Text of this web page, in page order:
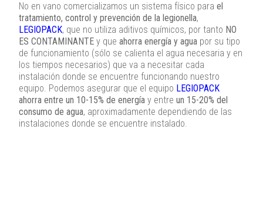
No en vano comercializamos un sistema físico para el
tratamiento, control y prevención de la legionella,
LEGIOPACK, que no utiliza aditivos químicos, por tanto NO
ES CONTAMINANTE y que ahorra energía y agua por su tipo
de funcionamiento (sólo se calienta el agua necesaria y en
los tiempos necesarios) que va a necesitar cada
instalación donde se encuentre funcionando nuestro
equipo. Podemos asegurar que el equipo LEGIOPACK
ahorra entre un 10-15% de energía y entre un 15-20% del
consumo de agua, aproximadamente dependiendo de las
instalaciones donde se encuentre instalado.